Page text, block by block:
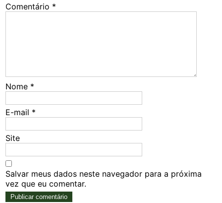
Comentário *
Nome *
E-mail *
Site
Salvar meus dados neste navegador para a próxima
vez que eu comentar.